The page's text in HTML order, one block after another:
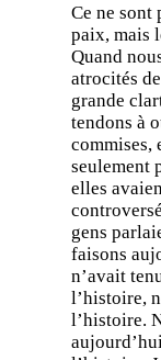
Ce ne sont
paix, mais
Quand
atrocités
grande
tendons à
commises,
seulement
elles
gens
faisons
n’avait
l’histoire,
l’histoire.